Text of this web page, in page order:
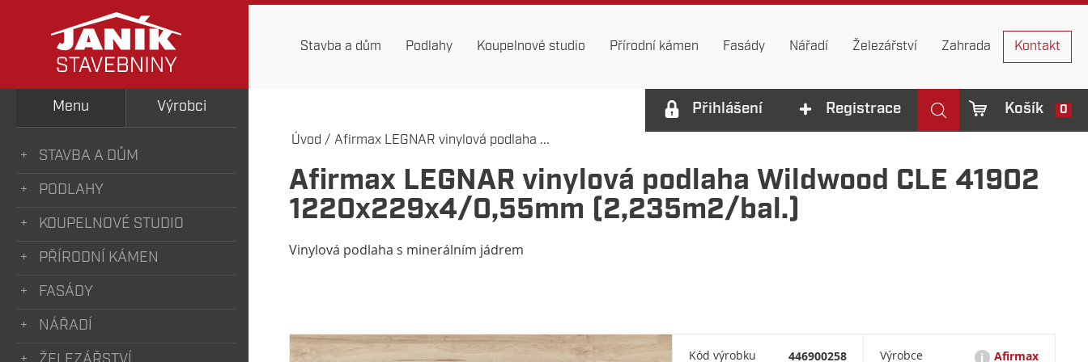
Stavba a dům Podlahy Koupelnové studio Přírodní kámen Fasády Nářadí Železářství Zahrada Kontakt
Přihlášení Registrace Košík 0
Menu Výrobci
STAVBA A DŮM
PODLAHY
KOUPELNOVÉ STUDIO
PŘÍRODNÍ KÁMEN
FASÁDY
NÁŘADÍ
Úvod / Afirmax LEGNAR vinylová podlaha ...
Afirmax LEGNAR vinylová podlaha Wildwood CLE 41902
1220x229x4/0,55mm (2,235m2/bal.)
Vinylová podlaha s minerálním jádrem
Kód výrobku 446900258 Výrobce i Afirmax